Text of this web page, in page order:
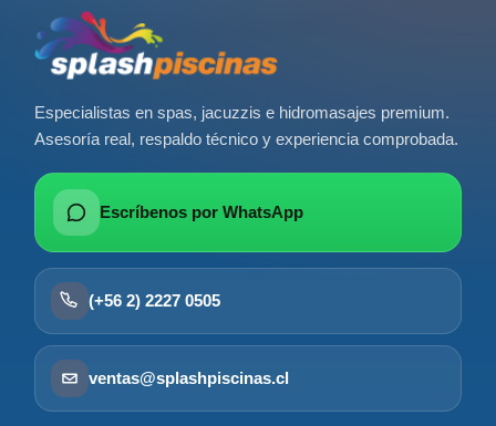
Especialistas en spas, jacuzzis e hidromasajes premium.
Asesoría real, respaldo técnico y experiencia comprobada.
Escríbenos por WhatsApp
(+56 2) 2227 0505
ventas@splashpiscinas.cl